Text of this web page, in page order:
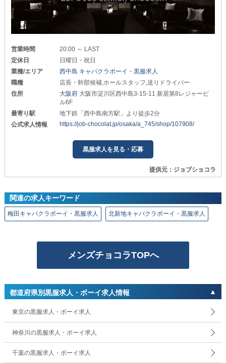
営業時間
20:00 ～ LAST
定休日
日曜日・祝日
業種/エリア
西中島 キャバクラボーイ・黒服求人
職種
店長・幹部候補,ホールスタッフ,送りドライバー
住所
大阪府 大阪市淀川区西中島3-15‐11 新居第8レジャービ
ル6F
最寄り駅
地下鉄「西中島南方駅」より徒歩2分
公式求人情報
https://job-chocolat.jp/osaka/a_745/shop/107908/
黒服求人を見る・応募
提供元：ジョブショコラ
関連の求人キーワード
梅田キャバクラボーイ・黒服求人 北新地キャバクラボーイ・黒服求人
メンズチョコラTOPへ
都道府県別黒服求人・ボーイ求人情報
東京の黒服求人・ボーイ求人
神奈川の黒服求人・ボーイ求人
千葉の黒服求人・ボーイ求人